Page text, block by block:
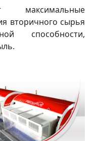
максимальные
вторичного сырья
способности,